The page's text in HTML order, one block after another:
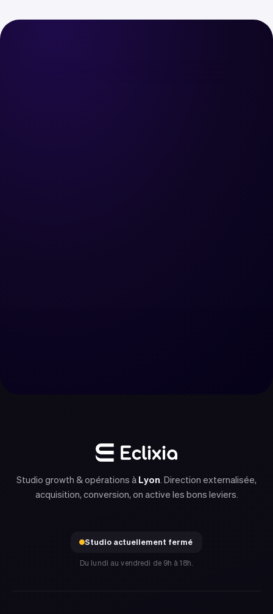
Studio growth & opérations à Lyon. Direction externalisée,
acquisition, conversion, on active les bons leviers.
Studio actuellement fermé
Du lundi au vendredi de 9h à 18h.